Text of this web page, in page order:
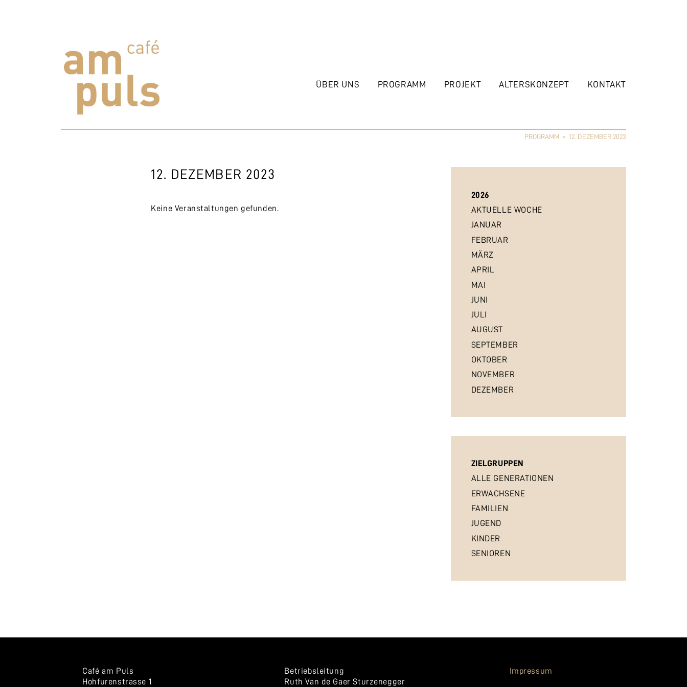
ÜBER UNS PROGRAMM PROJEKT ALTERSKONZEPT KONTAKT
PROGRAMM »12. DEZEMBER 2023
12. DEZEMBER 2023
Keine Veranstaltungen gefunden.
2026
AKTUELLE WOCHE
JANUAR
FEBRUAR
MÄRZ
APRIL
MAI
JUNI
JULI
AUGUST
SEPTEMBER
OKTOBER
NOVEMBER
DEZEMBER
ZIELGRUPPEN
ALLE GENERATIONEN
ERWACHSENE
FAMILIEN
JUGEND
KINDER
SENIOREN
Café am Puls
Hohfurenstrasse 1
Betriebsleitung
Ruth Van de Gaer Sturzenegger
Impressum